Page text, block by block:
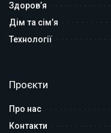
Здоров’я
Дім та сім’я
Технології
Проєкти
Про нас
Контакти